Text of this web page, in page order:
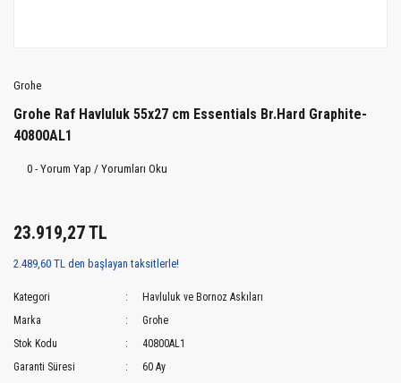
Grohe
Grohe Raf Havluluk 55x27 cm Essentials Br.Hard Graphite-
40800AL1
0 - Yorum Yap / Yorumları Oku
23.919,27 TL
2.489,60 TL den başlayan taksitlerle!
Kategori
Havluluk ve Bornoz Askıları
Marka
Grohe
Stok Kodu
40800AL1
Garanti Süresi
60 Ay